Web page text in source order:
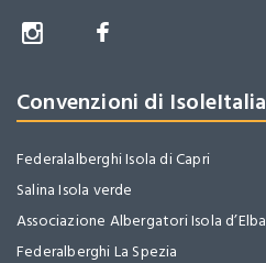
Convenzioni di IsoleItalia
Federalalberghi Isola di Capri
Salina Isola verde
Associazione Albergatori Isola d’Elba
Federalberghi La Spezia